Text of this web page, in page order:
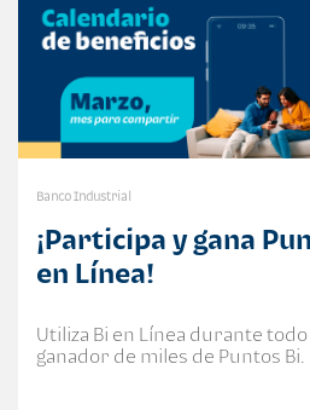
Banco Industrial
¡Participa y gana
en Línea!
Utiliza Bi en Línea durante
ganador de miles de Puntos Bi.